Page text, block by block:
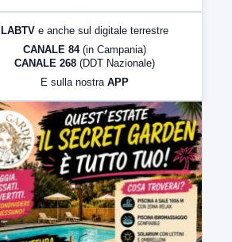
LabNews (Diretta)
LabNews (replica)
LABTV e anche sul digitale terrestre
CANALE 84 (in Campania)
CANALE 268 (DDT Nazionale)
E sulla nostra APP